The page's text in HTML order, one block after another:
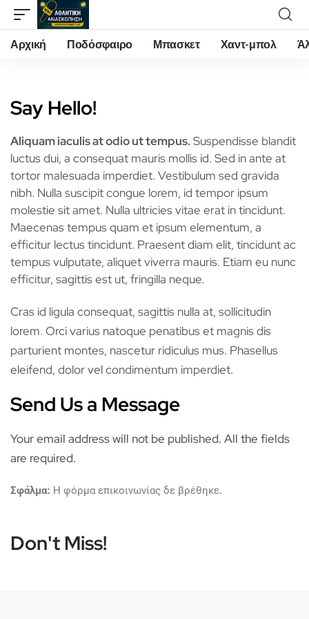
Αρχική Ποδόσφαιρο Μπασκετ Χαντ-μπολ
Say Hello!
Aliquam iaculis at odio ut tempus.Suspendisse blandit
luctus dui, a consequat mauris mollis id. Sed in ante at
tortor malesuada imperdiet. Vestibulum sed gravida
nibh. Nulla suscipit congue lorem, id tempor ipsum
molestie sit amet. Nulla ultricies vitae erat in tincidunt.
Maecenas tempus quam et ipsum elementum, a
efficitur lectus tincidunt. Praesent diam elit, tincidunt ac
tempus vulputate, aliquet viverra mauris. Etiam eu nunc
efficitur, sagittis est ut, fringilla neque.
Cras id ligula consequat, sagittis nulla at, sollicitudin
lorem. Orci varius natoque penatibus et magnis dis
parturient montes, nascetur ridiculus mus. Phasellus
eleifend, dolor vel condimentum imperdiet.
Send Us a Message
Your email address will not be published. All the fields
are required.
Σφάλμα: Η φόρμα επικοινωνίας δε βρέθηκε.
Don't Miss!